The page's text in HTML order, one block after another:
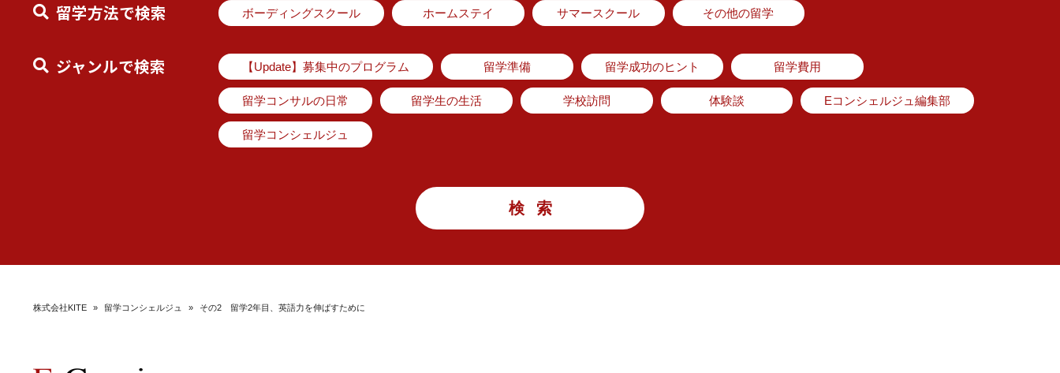
留学方法で検索 ボーディングスクール ホームステイ サマースクール その他の留学
ジャンルで検索 【Update】募集中のプログラム 留学準備 留学成功のヒント 留学費用
留学コンサルの日常 留学生の生活 学校訪問 体験談 Eコンシェルジュ編集部
留学コンシェルジュ
株式会社KITE » 留学コンシェルジュ » その2 留学2年目、英語力を伸ばすために